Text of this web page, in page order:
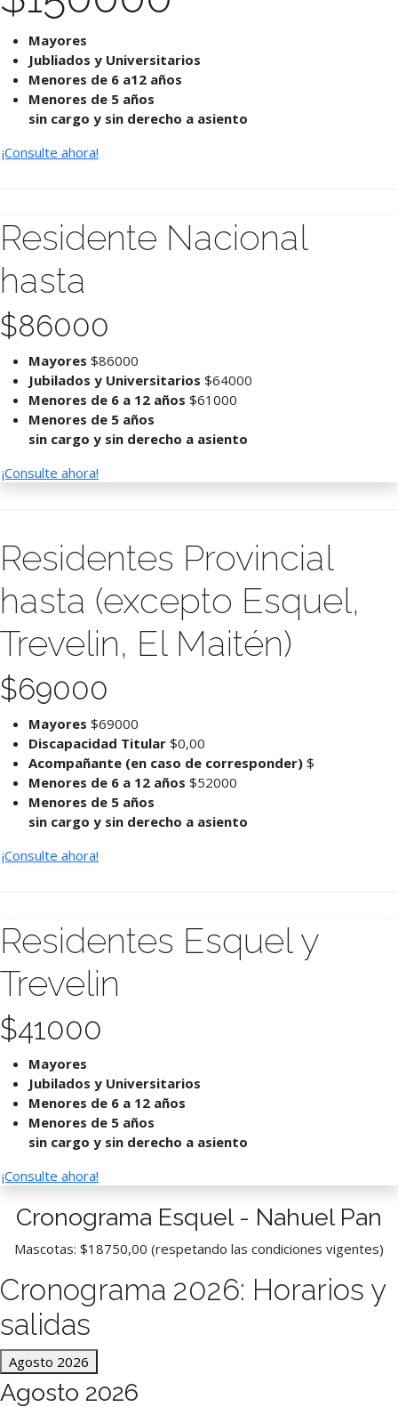
Mayores
Jubliados y Universitarios
Menores de 6 a12 años
Menores de 5 años
sin cargo y sin derecho a asiento
¡Consulte ahora!
Residente Nacional
hasta
$86000
Mayores $86000
Jubilados y Universitarios $64000
Menores de 6 a 12 años $61000
Menores de 5 años
sin cargo y sin derecho a asiento
¡Consulte ahora!
Residentes Provincial
hasta (excepto Esquel,
Trevelin, El Maitén)
$69000
Mayores $69000
Discapacidad Titular $0,00
Acompañante (en caso de corresponder) $
Menores de 6 a 12 años $52000
Menores de 5 años
sin cargo y sin derecho a asiento
¡Consulte ahora!
Residentes Esquel y
Trevelin
$41000
Mayores
Jubilados y Universitarios
Menores de 6 a 12 años
Menores de 5 años
sin cargo y sin derecho a asiento
¡Consulte ahora!
Cronograma Esquel - Nahuel Pan
Mascotas: $18750,00 (respetando las condiciones vigentes)
Cronograma 2026: Horarios y
salidas
Agosto 2026
Agosto 2026